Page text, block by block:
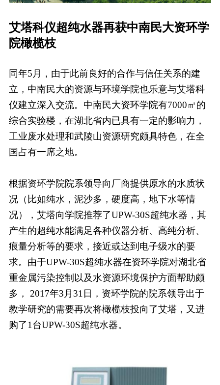
艾塔科仪超纯水器再获中南民大资环学
院橄榄枝
同年5月，由于此前良好的合作与信任关系的建
立，中南民大的资源与环境学院也乐意与艾塔科
仪建立深入交流。中南民大资环学院有7000㎡的
综合实验楼，在湖北省内已具有一定的影响力，
工业废水处理和武陵山资源研究颇具特色，在全
国占有一席之地。
根据资环学院院系领导向厂商提供原水的水质状
况（比如纯水，泥沙多，硬度高，地下水等情
况），艾塔向学院推荐了UPW-30S超纯水器，其
产生的超纯水能满足各种仪器分析、高纯分析、
痕量分析等的要求，接近或达到电子级水的要
求。由于UPW-30S超纯水器在资环学院对湖北省
重金属污染控制以及水资源环境保护方面帮助颇
多， 2017年3月31日，资环学院的院系领导出于
教学研究的需要再次将橄榄枝投向了艾塔，又进
购了1台UPW-30S超纯水器。